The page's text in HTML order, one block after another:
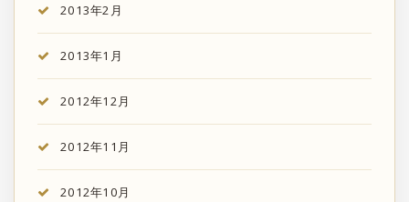
2013年2月
2013年1月
2012年12月
2012年11月
2012年10月